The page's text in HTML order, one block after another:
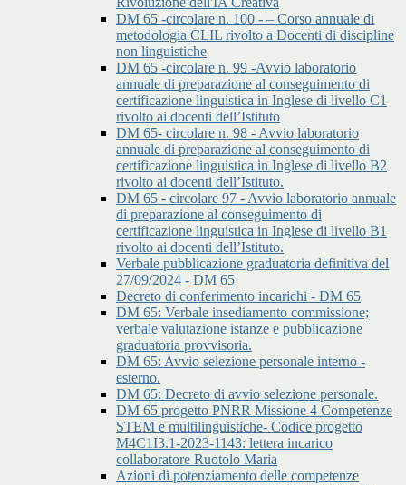
DM 65 -circolare n. 100 - – Corso annuale di
metodologia CLIL rivolto a Docenti di discipline
non linguistiche
DM 65 -circolare n. 99 -Avvio laboratorio
annuale di preparazione al conseguimento di
certificazione linguistica in Inglese di livello C1
rivolto ai docenti dell’Istituto
DM 65- circolare n. 98 - Avvio laboratorio
annuale di preparazione al conseguimento di
certificazione linguistica in Inglese di livello B2
rivolto ai docenti dell’Istituto.
DM 65 - circolare 97 - Avvio laboratorio annuale
di preparazione al conseguimento di
certificazione linguistica in Inglese di livello B1
rivolto ai docenti dell’Istituto.
Verbale pubblicazione graduatoria definitiva del
27/09/2024 - DM 65
Decreto di conferimento incarichi - DM 65
DM 65: Verbale insediamento commissione;
verbale valutazione istanze e pubblicazione
graduatoria provvisoria.
DM 65: Avvio selezione personale interno -
esterno.
DM 65: Decreto di avvio selezione personale.
DM 65 progetto PNRR Missione 4 Competenze
STEM e multilinguistiche- Codice progetto
M4C1I3.1-2023-1143: lettera incarico
collaboratore Ruotolo Maria
Azioni di potenziamento delle competenze